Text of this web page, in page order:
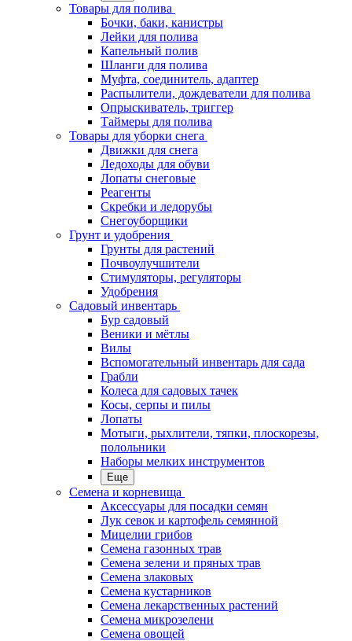
Товары для полива
Бочки, баки, канистры
Лейки для полива
Капельный полив
Шланги для полива
Муфта, соединитель, адаптер
Распылители, дождеватели для полива
Опрыскиватель, триггер
Таймеры для полива
Товары для уборки снега
Движки для снега
Ледоходы для обуви
Лопаты снеговые
Реагенты
Скребки и ледорубы
Снегоуборщики
Грунт и удобрения
Грунты для растений
Почвоулучшители
Стимуляторы, регуляторы
Удобрения
Садовый инвентарь
Бур садовый
Веники и мётлы
Вилы
Вспомогательный инвентарь для сада
Грабли
Колеса для садовых тачек
Косы, серпы и пилы
Лопаты
Мотыги, рыхлители, тяпки, плоскорезы,
полольники
Наборы мелких инструментов
Еще
Семена и корневища
Аксессуары для посадки семян
Лук севок и картофель семянной
Мицелии грибов
Семена газонных трав
Семена зелени и пряных трав
Семена злаковых
Семена кустарников
Семена лекарственных растений
Семена микрозелени
Семена овощей